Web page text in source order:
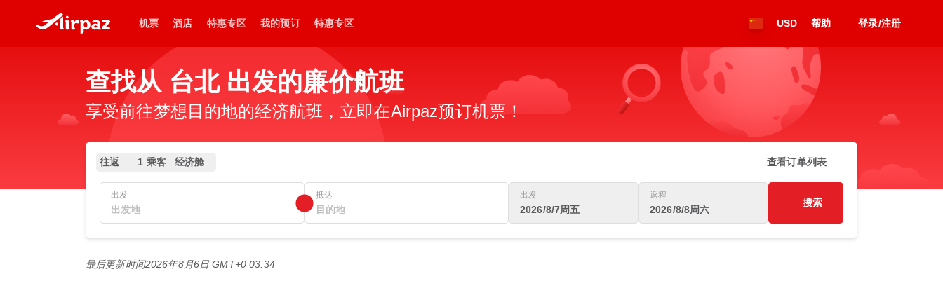
机票 酒店 特惠专区 我的预订 特惠专区 USD 帮助 登录/注册
查找从 台北 出发的廉价航班
享受前往梦想目的地的经济航班，立即在Airpaz预订机票！
往返 1 乘客 经济舱 查看订单列表
出发 抵达 出发
2026/8/7周五
返程
2026/8/8周六
搜索
最后更新时间2026年8月6日 GMT+0 03:34